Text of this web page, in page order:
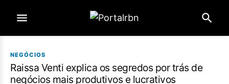
NEGÓCIOS
Raissa Venti explica os segredos por trás de
negócios mais produtivos e lucrativos